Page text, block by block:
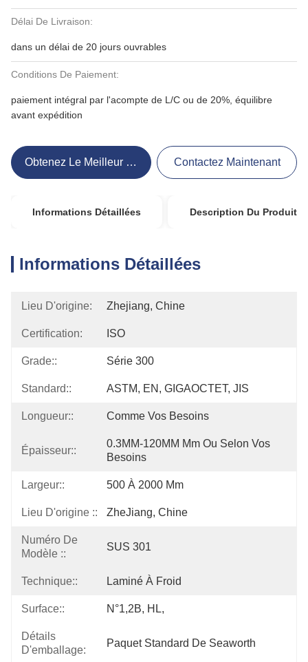
Délai De Livraison:
dans un délai de 20 jours ouvrables
Conditions De Paiement:
paiement intégral par l'acompte de L/C ou de 20%, équilibre
avant expédition
Obtenez Le Meilleur Prix Contactez Maintenant
Informations Détaillées Description Du Produit
Informations Détaillées
Lieu D'origine: Zhejiang, Chine
Certification: ISO
Grade:: Série 300
Standard:: ASTM, EN, GIGAOCTET, JIS
Longueur:: Comme Vos Besoins
Épaisseur::
0.3MM-120MM Mm Ou Selon Vos
Besoins
Largeur:: 500 À 2000 Mm
Lieu D'origine :: ZheJiang, Chine
Numéro De
Modèle ::
SUS 301
Technique:: Laminé À Froid
Surface:: N°1,2B, HL,
Détails
D'emballage:
Paquet Standard De Seaworth